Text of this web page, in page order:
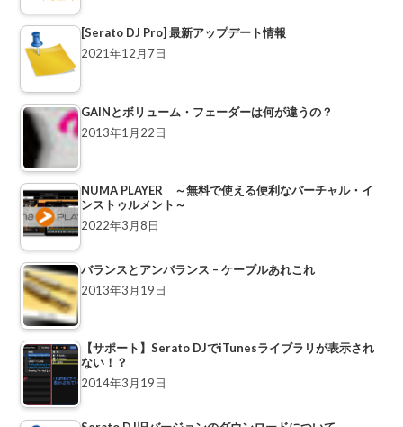
[Serato DJ Pro] 最新アップデート情報
2021年12月7日
GAINとボリューム・フェーダーは何が違うの？
2013年1月22日
NUMA PLAYER ～無料で使える便利なバーチャル・イ
ンストゥルメント～
2022年3月8日
バランスとアンバランス – ケーブルあれこれ
2013年3月19日
【サポート】Serato DJでiTunesライブラリが表示され
ない！？
2014年3月19日